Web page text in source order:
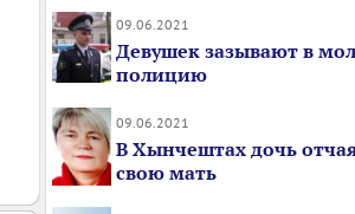
09.06.2021
Девушек зазывают в
полицию
09.06.2021
В Хынчештах дочь
свою мать